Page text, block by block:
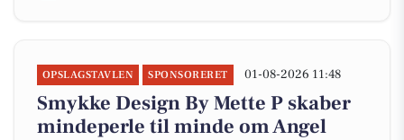
OPSLAGSTAVLEN SPONSORERET 01-08-2026 11:48
Smykke Design By Mette P skaber
mindeperle til minde om Angel